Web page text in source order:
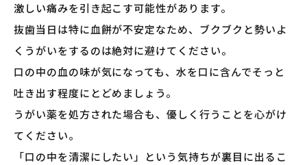
激しい痛みを引き起こす可能性があります。
抜歯当日は特に血餅が不安定なため、ブクブクと勢いよ
くうがいをするのは絶対に避けてください。
口の中の血の味が気になっても、水を口に含んでそっと
吐き出す程度にとどめましょう。
うがい薬を処方された場合も、優しく行うことを心がけ
てください。
「口の中を清潔にしたい」という気持ちが裏目に出るこ